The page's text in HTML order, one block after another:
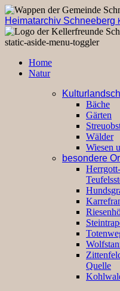
Heimatarchiv Schneeberg
static-aside-menu-toggler
Home
Natur
Bäche
Gärten
Wälder
Wiesen
besondere
Quelle